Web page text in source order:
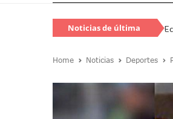
Noticias de última
Home Noticias Deportes